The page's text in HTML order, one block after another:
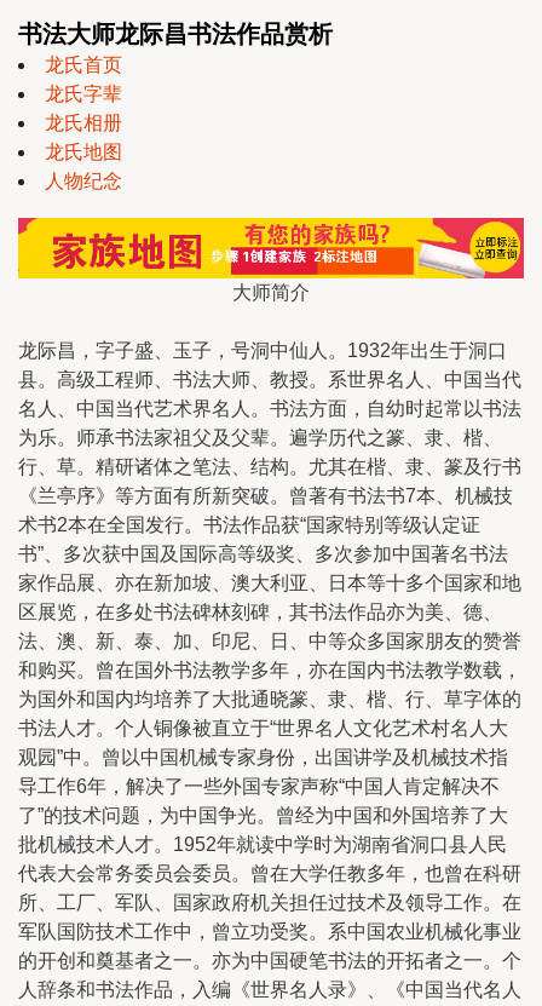
书法大师龙际昌书法作品赏析
龙氏首页
龙氏字辈
龙氏相册
龙氏地图
人物纪念
大师简介
龙际昌，字子盛、玉子，号洞中仙人。1932年出生于洞口
县。高级工程师、书法大师、教授。系世界名人、中国当代
名人、中国当代艺术界名人。书法方面，自幼时起常以书法
为乐。师承书法家祖父及父辈。遍学历代之篆、隶、楷、
行、草。精研诸体之笔法、结构。尤其在楷、隶、篆及行书
《兰亭序》等方面有所新突破。曾著有书法书7本、机械技
术书2本在全国发行。书法作品获“国家特别等级认定证
书”、多次获中国及国际高等级奖、多次参加中国著名书法
家作品展、亦在新加坡、澳大利亚、日本等十多个国家和地
区展览，在多处书法碑林刻碑，其书法作品亦为美、德、
法、澳、新、泰、加、印尼、日、中等众多国家朋友的赞誉
和购买。曾在国外书法教学多年，亦在国内书法教学数载，
为国外和国内均培养了大批通晓篆、隶、楷、行、草字体的
书法人才。个人铜像被直立于“世界名人文化艺术村名人大
观园”中。曾以中国机械专家身份，出国讲学及机械技术指
导工作6年，解决了一些外国专家声称“中国人肯定解决不
了”的技术问题，为中国争光。曾经为中国和外国培养了大
批机械技术人才。1952年就读中学时为湖南省洞口县人民
代表大会常务委员会委员。曾在大学任教多年，也曾在科研
所、工厂、军队、国家政府机关担任过技术及领导工作。在
军队国防技术工作中，曾立功受奖。系中国农业机械化事业
的开创和奠基者之一。亦为中国硬笔书法的开拓者之一。个
人辞条和书法作品，入编《世界名人录》、《中国当代名人